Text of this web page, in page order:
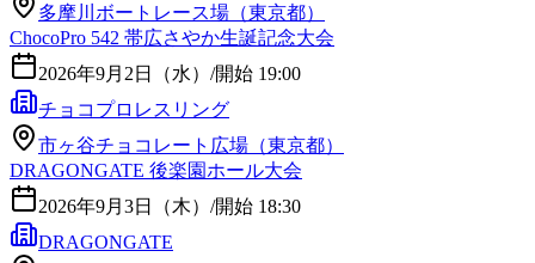
多摩川ボートレース場（東京都）
ChocoPro 542 帯広さやか生誕記念大会
2026年9月2日（水） /開始 19:00
チョコプロレスリング
市ヶ谷チョコレート広場（東京都）
DRAGONGATE 後楽園ホール大会
2026年9月3日（木） /開始 18:30
DRAGONGATE